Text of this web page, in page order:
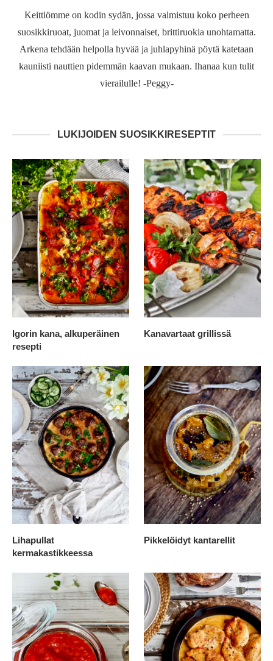
Keittiömme on kodin sydän, jossa valmistuu koko perheen
suosikkiruoat, juomat ja leivonnaiset, brittiruokia unohtamatta.
Arkena tehdään helpolla hyvää ja juhlapyhinä pöytä katetaan
kauniisti nauttien pidemmän kaavan mukaan. Ihanaa kun tulit
vierailulle! -Peggy-
LUKIJOIDEN SUOSIKKIRESEPTIT
Igorin kana, alkuperäinen
resepti
Kanavartaat grillissä
Lihapullat
kermakastikkeessa
Pikkelöidyt kantarellit